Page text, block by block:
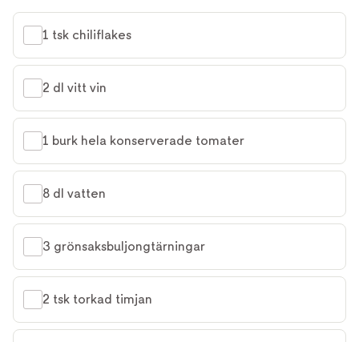
1 tsk chiliflakes
2 dl vitt vin
1 burk hela konserverade tomater
8 dl vatten
3 grönsaksbuljongtärningar
2 tsk torkad timjan